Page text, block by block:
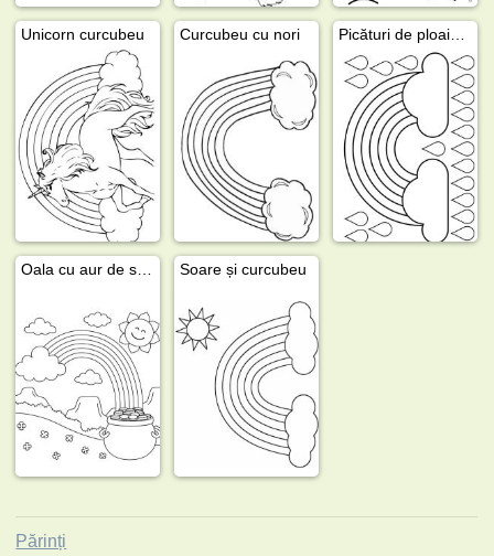
Unicorn curcubeu Curcubeu cu nori
Soare și curcubeu
Părinți